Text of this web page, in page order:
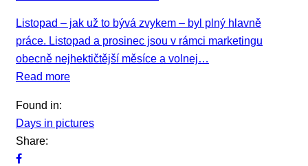
Listopad – jak už to bývá zvykem – byl plný hlavně
práce. Listopad a prosinec jsou v rámci marketingu
obecně nejhektičtější měsíce a volnej…
Read more
Found in:
Days in pictures
Share: